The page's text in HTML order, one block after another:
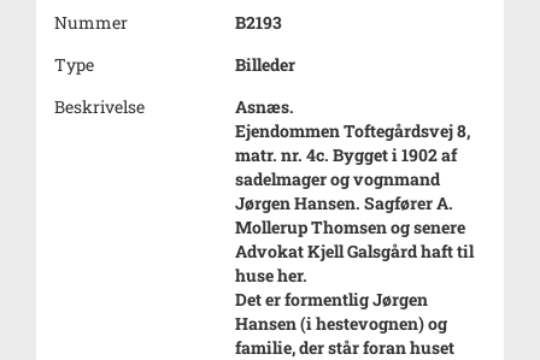
Nummer
B2193
Type
Billeder
Beskrivelse
Asnæs.
Ejendommen Toftegårdsvej 8,
matr. nr. 4c. Bygget i 1902 af
sadelmager og vognmand
Jørgen Hansen. Sagfører A.
Mollerup Thomsen og senere
Advokat Kjell Galsgård haft til
huse her.
Det er formentlig Jørgen
Hansen (i hestevognen) og
familie, der står foran huset